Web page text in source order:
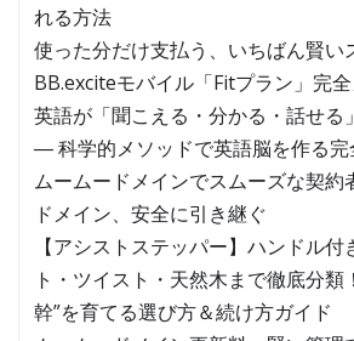
れる方法
使った分だけ支払う、いちばん賢い
BB.exciteモバイル「Fitプラン」完
英語が「聞こえる・分かる・話せる
― 科学的メソッドで英語脳を作る完
ムームードメインでスムーズな契約
ドメイン、安全に引き継ぐ
【アシストステッパー】ハンドル付
ト・ツイスト・天然木まで徹底分類
幹”を育てる選び方＆続け方ガイド